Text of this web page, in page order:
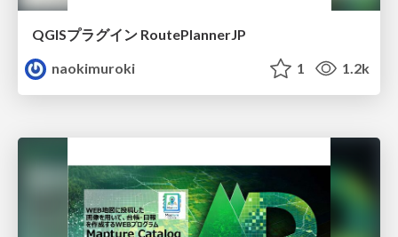
QGISプラグイン RoutePlannerJP
naokimuroki
1 1.2k